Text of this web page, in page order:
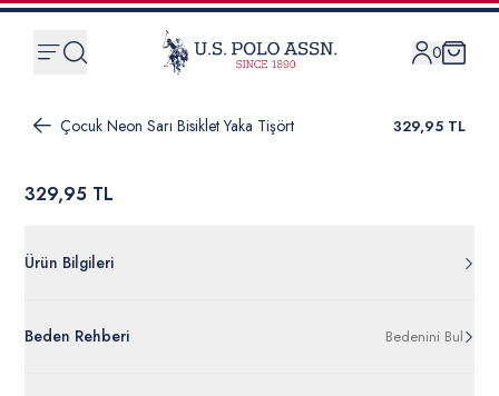
0
Çocuk Neon Sarı Bisiklet Yaka Tişört 329,95 TL
329,95 TL
Ürün Bilgileri
%100 Pamuk
Beden Rehberi Bedenini Bul